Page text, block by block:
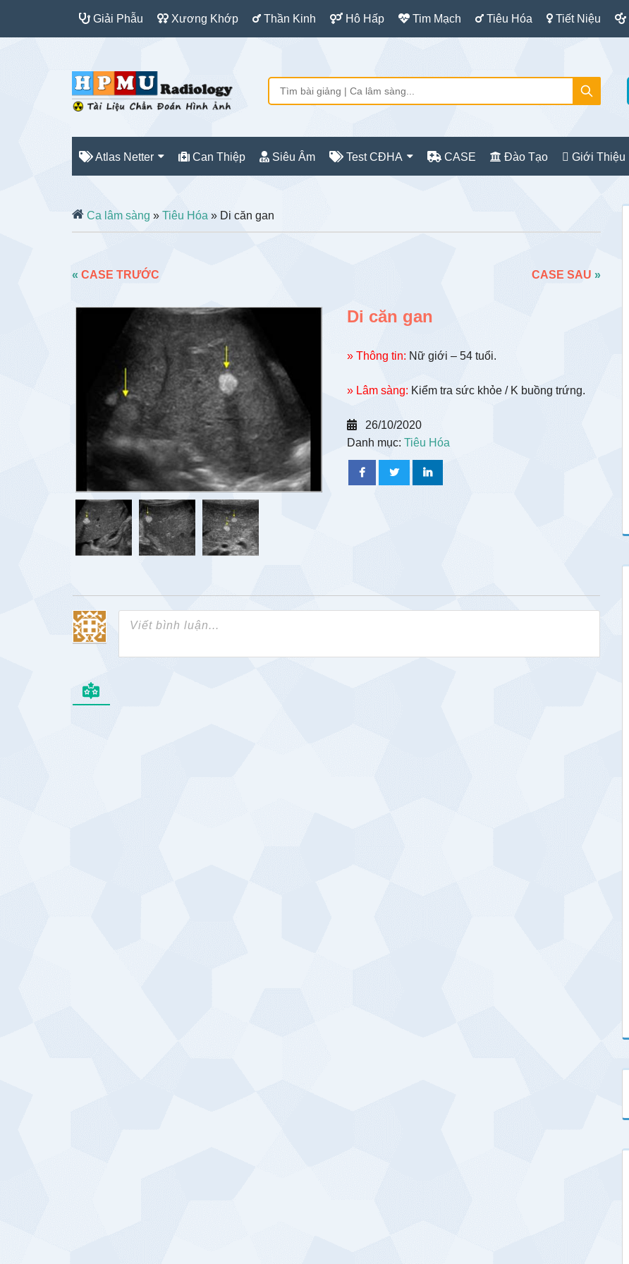
Giải Phẫu Xương Khớp Thần Kinh Hô Hấp Tim Mạch Tiêu Hóa Tiết Niệu
Atlas Netter Can Thiệp Siêu Âm Test CĐHA CASE Đào Tạo Giới Thiệu
Ca lâm sàng » Tiêu Hóa » Di căn gan
« CASE TRƯỚC CASE SAU »
Di căn gan
» Thông tin: Nữ giới – 54 tuổi.
» Lâm sàng: Kiểm tra sức khỏe / K buồng trứng.
26/10/2020
Danh mục: Tiêu Hóa